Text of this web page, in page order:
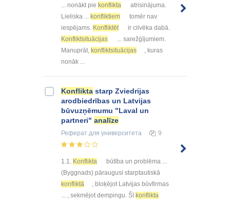
... nonākt pie konflikta
atrisinājuma.
Lieliska ... konfliktiem
tomēr nav
iespējams. Konfliktēt
ir cilvēka dabā.
Konfliktsituācijas
... sarežģījumiem.
Manuprāt, konfliktsituācijas
, kuras
nonāk ...
Konflikta starp Zviedrijas
arodbiedrības un Latvijas
būvuzņēmumu "Laval un
partneri" analīze
Реферат для университета 9
1.1. Konflikta
būtība un problēma ...
(Byggnads) pāraugusi starptautiskā
konfliktā
, bloķējot Latvijas būvfirmas
... , sekmējot dempingu. Šī konflikta